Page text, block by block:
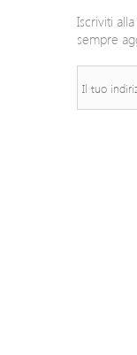
Iscriviti
sempre